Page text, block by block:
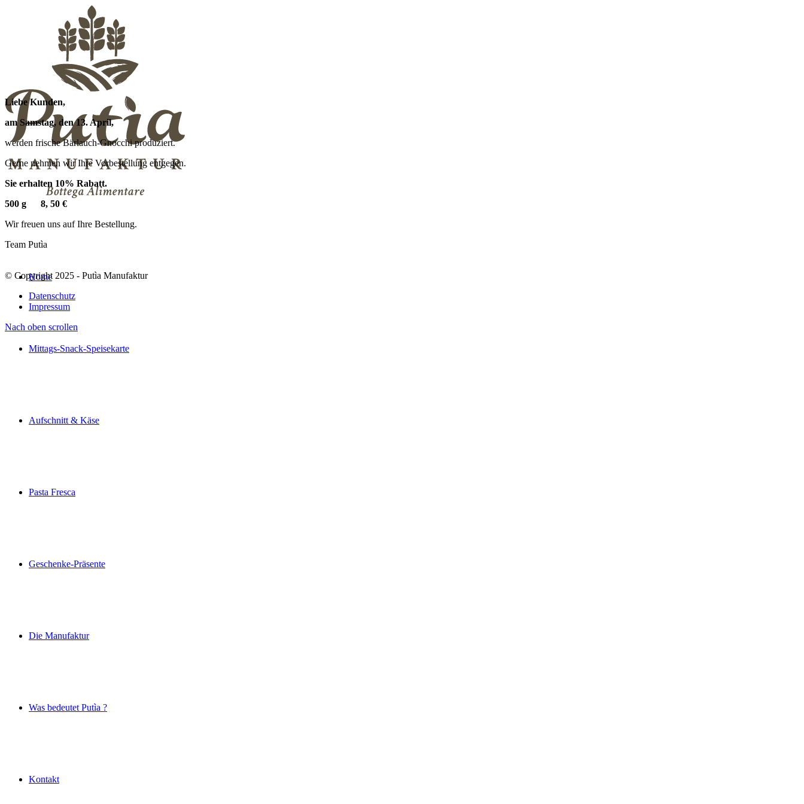
Home
Mittags-Snack-Speisekarte
Aufschnitt & Käse
Pasta Fresca
Geschenke-Präsente
Die Manufaktur
Was bedeutet Putìa ?
Kontakt
Liebe Kunden,
am Samstag, den 13. April,
werden frische Bärlauch-Gnocchi produziert.
Gerne nehmen wir Ihre Vorbestellung entgegen.
Sie erhalten 10% Rabatt.
500 g 8, 50 €
Wir freuen uns auf Ihre Bestellung.
Team Putìa
© Copyright 2025 - Putìa Manufaktur
Datenschutz
Impressum
Nach oben scrollen